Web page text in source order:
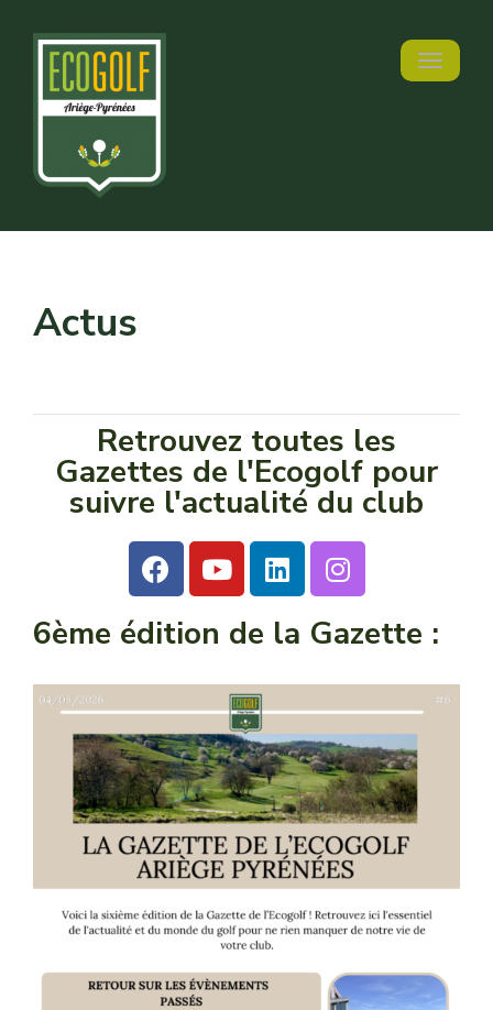
Toggle
Actus
Retrouvez toutes les
Gazettes de l'Ecogolf pour
suivre l'actualité du club
6ème édition de la Gazette :